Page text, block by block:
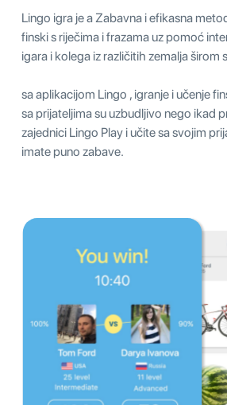
Lingo igra je a Zabavna i efikasna
finski s riječima i frazama uz pomoć
igara i kolega iz različitih zemalja širom
sa aplikacijom Lingo , igranje i učenje
sa prijateljima su uzbudljivo nego ikad
zajednici Lingo Play i učite sa svojim
imate puno zabave.